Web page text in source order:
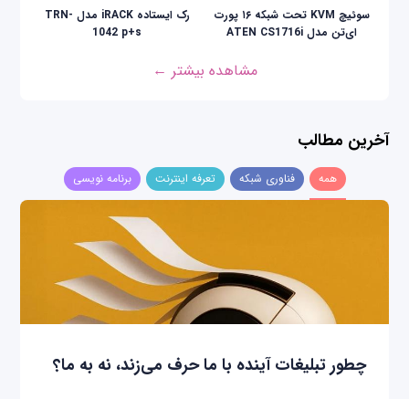
سوئیچ KVM تحت شبکه ۱۶ پورت
ای‌تن مدل ATEN CS1716i
رک ایستاده iRACK مدل TRN-
1042 p+s
مشاهده بیشتر ←
آخرین مطالب
همه فناوری شبکه تعرفه اینترنت برنامه نویسی
چطور تبلیغات آینده با ما حرف می‌زند، نه به ما؟